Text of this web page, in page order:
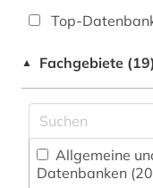
Top-
▲ Fachgebiete (19)
Datenbanken